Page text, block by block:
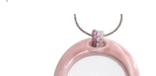
エマシリーズ